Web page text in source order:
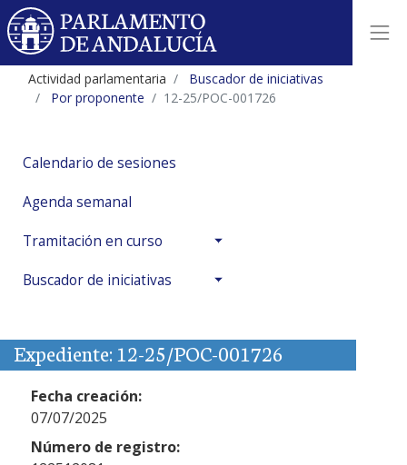
Actividad parlamentaria
Buscador de iniciativas
Por proponente
12-25/POC-001726
Calendario de sesiones
Agenda semanal
Tramitación en curso
Buscador de iniciativas
Expediente: 12-25/POC-001726
Fecha creación:
07/07/2025
Número de registro: